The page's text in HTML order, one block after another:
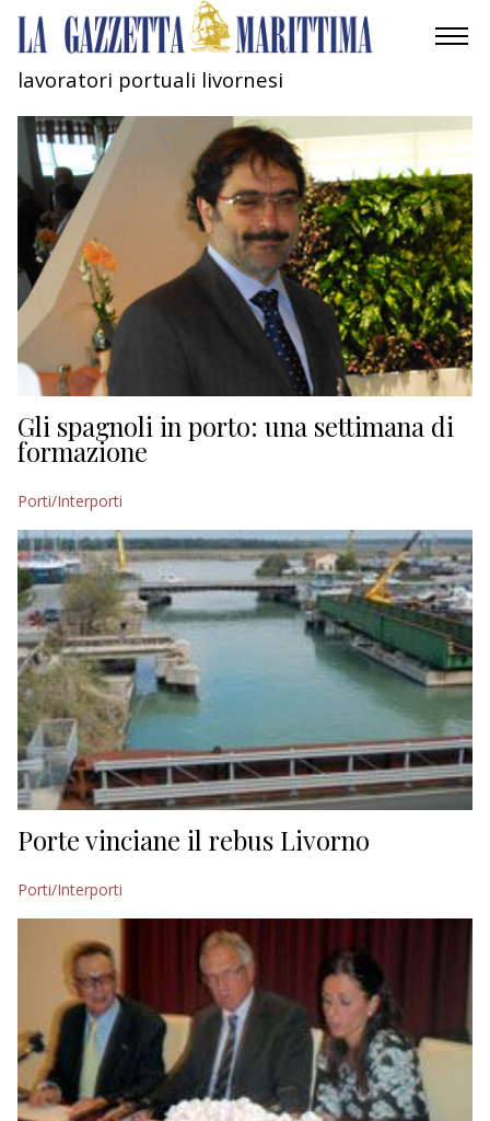
MOBILITÀ
INDUSTRIA
RICERCA
ECONOMIA
TURISMO
CULTURA
EDITORIALI
lavoratori portuali livornesi
Gli spagnoli in porto: una settimana di
formazione
Porti/Interporti
Porte vinciane il rebus Livorno
Porti/Interporti